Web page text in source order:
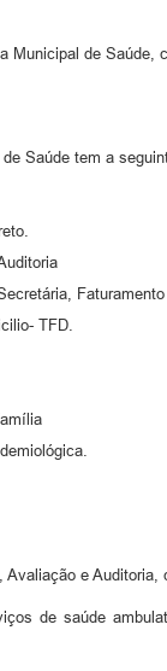
Municipal de
Saúde tem a
TFD.
Avaliação e Auditoria,
de saúde